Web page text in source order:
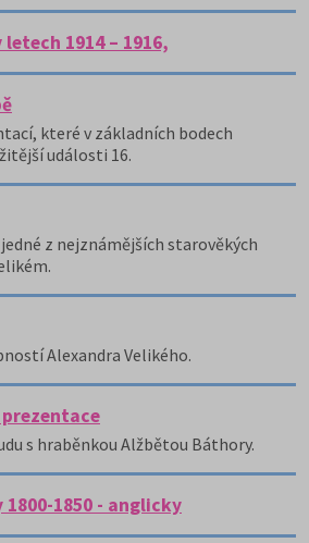
1914 – 1916,
které v základních bodech
události 16.
z nejznámějších starověkých
Alexandra Velikého.
s hraběnkou Alžbětou Báthory.
1850 - anglicky